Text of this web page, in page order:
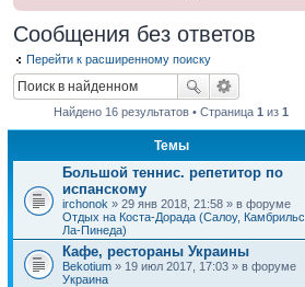
Сообщения без ответов
Перейти к расширенному поиску
Найдено 16 результатов • Страница1 из1
Темы
Большой теннис. репетитор по
испанскому
irchonok » 29 янв 2018, 21:58 » в форуме
Отдых на Коста-Дорада (Салоу, Камбрильс,
Ла-Пинеда)
Кафе, рестораны Украины
Bekotium » 19 июл 2017, 17:03 » в форуме
Украина